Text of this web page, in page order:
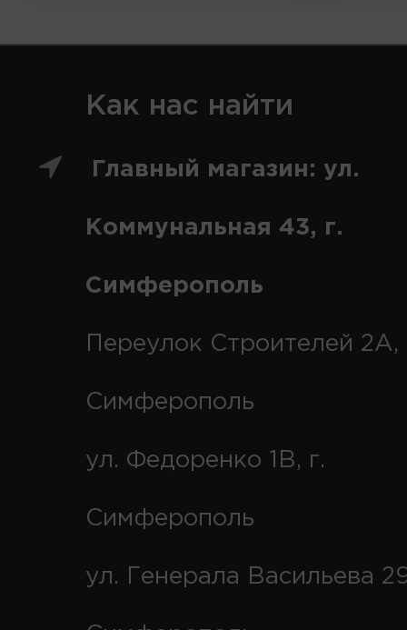
Как нас найти
Главный магазин: ул.
Коммунальная 43, г.
Симферополь
Переулок Строителей 2А,
Симферополь
ул. Федоренко 1В, г.
Симферополь
ул. Генерала Васильева